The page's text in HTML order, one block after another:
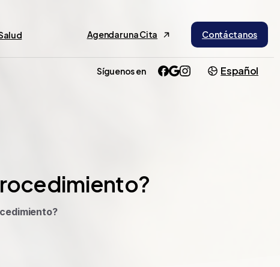
Agendar una Cita Contáctanos
Síguenos en Español